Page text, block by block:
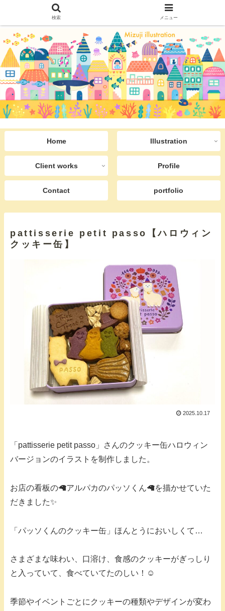
Home Illustration
Client works Profile
Contact portfolio
pattisserie petit passo【ハロウィン
クッキー缶】
2025.10.17
「pattisserie petit passo」さんのクッキー缶ハロウィン
バージョンのイラストを制作しました。
お店の看板の🦙アルパカのパッソくん🦙を描かせていた
だきました✨
「パッソくんのクッキー缶」ほんとうにおいしくて…
さまざまな味わい、口溶け、食感のクッキーがぎっしり
と入っていて、食べていてたのしい！☺️
季節やイベントごとにクッキーの種類やデザインが変わ
検索 メニュー